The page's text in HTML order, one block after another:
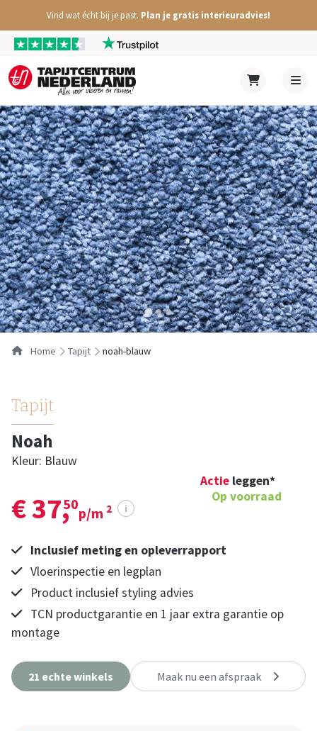
Vind wat écht bij je past. Plan je gratis interieuradvies!
Home tapijt noah-blauw
Tapijt
Noah
Kleur: Blauw
€ 37,
50
p/m 2 i
Actie leggen*
Op voorraad
Inclusief meting en opleverrapport
Vloerinspectie en legplan
Product inclusief styling advies
TCN productgarantie en 1 jaar extra garantie op
montage
21 echte winkels Maak nu een afspraak